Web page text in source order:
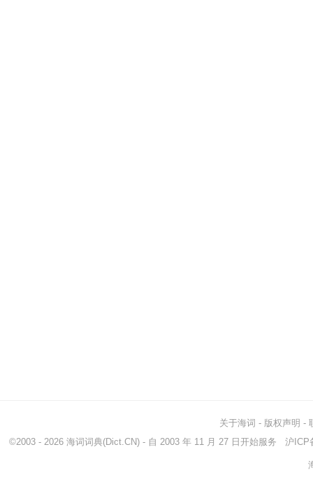
关于海词 - 版权声明 -
©2003 - 2026 海词词典(Dict.CN) - 自 2003 年 11 月 27 日开始服务 沪ICP